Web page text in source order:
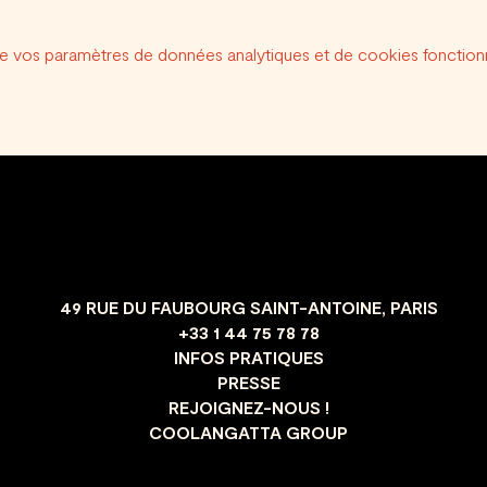
vos paramètres de données analytiques et de cookies
49 RUE DU FAUBOURG SAINT-ANTOINE, PARIS
+33 1 44 75 78 78
INFOS PRATIQUES
PRESSE
REJOIGNEZ-NOUS !
COOLANGATTA GROUP